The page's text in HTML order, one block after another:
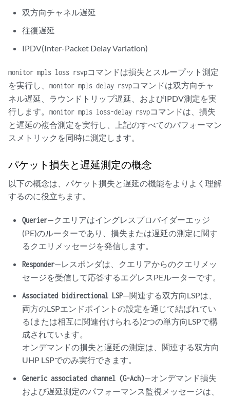
双方向チャネル遅延
往復遅延
IPDV(Inter-Packet Delay Variation)
monitor mpls loss rsvpコマンドは損失とスループット測定
を実行し、 monitor mpls delay rsvpコマンドは双方向チャ
ネル遅延、ラウンドトリップ遅延、およびIPDV測定を実
行します。 monitor mpls loss-delay rsvpコマンドは、損失
と遅延の複合測定を実行し、上記のすべてのパフォーマン
スメトリックを同時に測定します。
パケット損失と遅延測定の概念
以下の概念は、パケット損失と遅延の機能をよりよく理解
するのに役立ちます。
Querier—クエリアはイングレスプロバイダーエッジ
(PE)のルーターであり、損失または遅延の測定に関す
るクエリメッセージを発信します。
Responder—レスポンダは、クエリアからのクエリメッ
セージを受信して応答するエグレスPEルーターです。
Associated bidirectional LSP—関連する双方向LSPは、
両方のLSPエンドポイントの設定を通じて結ばれてい
る(または相互に関連付けられる)2つの単方向LSPで構
成されています。
オンデマンドの損失と遅延の測定は、関連する双方向
UHP LSPでのみ実行できます。
Generic associated channel (G-Ach)—オンデマンド損失
および遅延測定のパフォーマンス監視メッセージは、